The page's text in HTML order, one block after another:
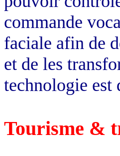
commande
faciale afin de
et de les
technologie est
Tourisme &